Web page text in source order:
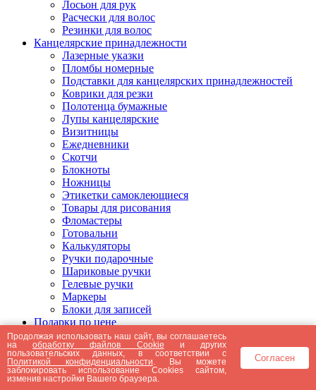
Лосьон для рук
Расчески для волос
Резинки для волос
Канцелярские принадлежности
Лазерные указки
Пломбы номерные
Подставки для канцелярских принадлежностей
Коврики для резки
Полотенца бумажные
Лупы канцелярские
Визитницы
Ежедневники
Скотчи
Блокноты
Ножницы
Этикетки самоклеющиеся
Товары для рисования
Фломастеры
Готовальни
Калькуляторы
Ручки подарочные
Шариковые ручки
Гелевые ручки
Маркеры
Блоки для записей
Подарки по цене
Подарки от 5000 рублей
Подарки до 5000 рублей
Подарки до 3000 рублей
Подарки до 2000 рублей
Подарки до 1000 рублей
Продолжая использовать наш сайт, вы соглашаетесь
наобработку файлов Cookie и других
пользовательских данных, в соответствии с
Политикой конфиденциальности . Вы можете
заблокировать использование Cookies сайтом,
изменив настройки Вашего браузера.
Согласен